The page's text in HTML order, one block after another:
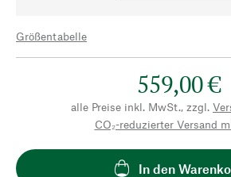
Größentabelle
559,00 €
alle Preise inkl. MwSt., zzgl.
CO₂-reduzierter Versand
In den